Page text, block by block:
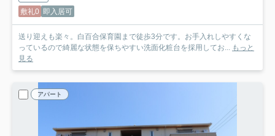
敷礼0 即入居可
送り迎えも楽々。白百合保育園まで徒歩3分です。お手入れしやすくな
っているので綺麗な状態を保ちやすい洗面化粧台を採用してお... もっと
見る
アパート